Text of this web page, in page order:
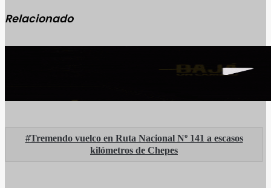
Relacionado
Tremendo vuelco en Ruta Nacional Nº 141 a escasos
kilómetros de Chepes